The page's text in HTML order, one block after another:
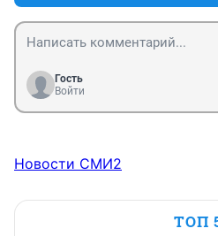
Гость
Войти
Новости СМИ2
ТОП